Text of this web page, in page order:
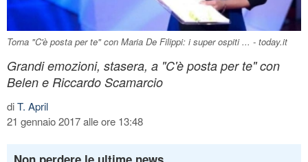
Torna "C'è posta per te" con Maria De Filippi: i super ospiti ... - today.it
Grandi emozioni, stasera, a "C'è posta per te" con
Belen e Riccardo Scamarcio
diT. April
21 gennaio 2017 alle ore 13:48